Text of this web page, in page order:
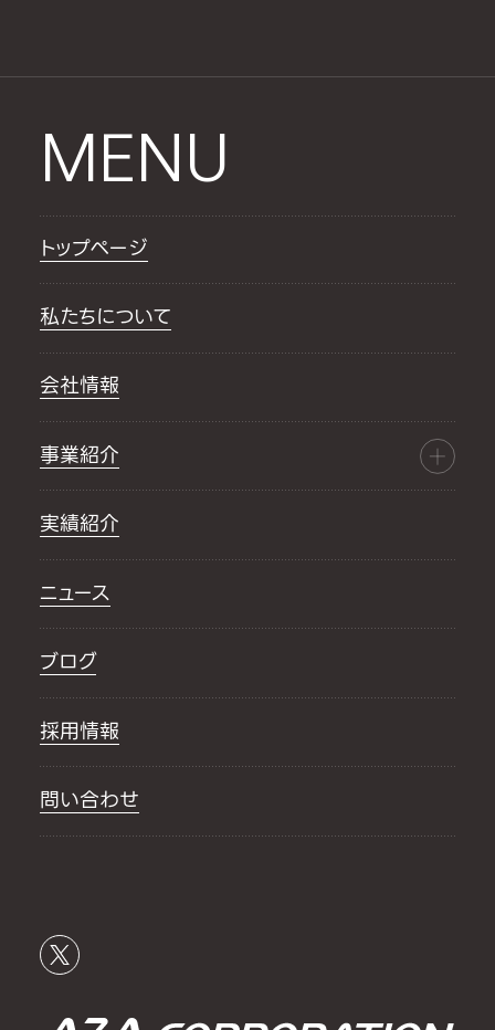
MENU
トップページ
私たちについて
会社情報
事業紹介
実績紹介
ニュース
ブログ
採用情報
問い合わせ